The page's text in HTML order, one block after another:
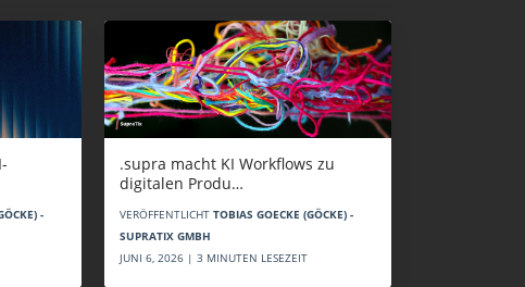
-
.supra macht KI Workflows zu
digitalen Produ…
VERÖFFENTLICHT TOBIAS GOECKE (GÖCKE) -
SUPRATIX GMBH
JUNI 6, 2026 | 3 MINUTEN LESEZEIT